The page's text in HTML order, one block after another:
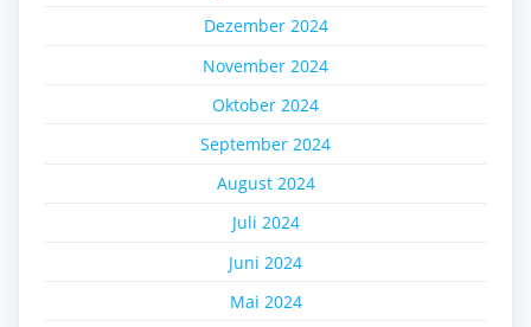
Dezember 2024
November 2024
Oktober 2024
September 2024
August 2024
Juli 2024
Juni 2024
Mai 2024